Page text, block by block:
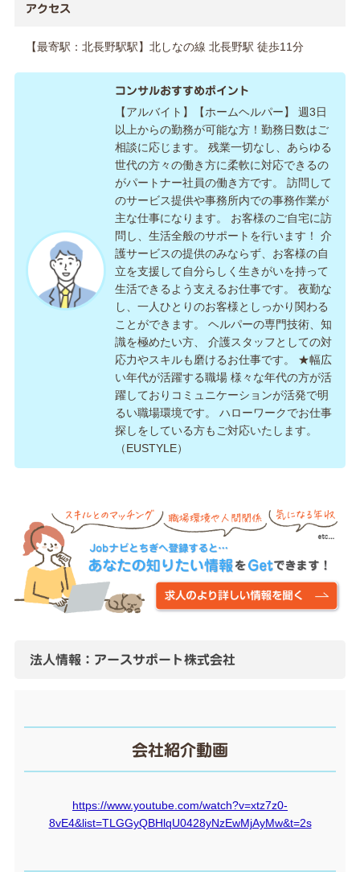
アクセス
【最寄駅：北長野駅駅】北しなの線 北長野駅 徒歩11分
コンサルおすすめポイント
【アルバイト】【ホームヘルパー】 週3日
以上からの勤務が可能な方！勤務日数はご
相談に応じます。 残業一切なし、あらゆる
世代の方々の働き方に柔軟に対応できるの
がパートナー社員の働き方です。 訪問して
のサービス提供や事務所内での事務作業が
主な仕事になります。 お客様のご自宅に訪
問し、生活全般のサポートを行います！ 介
護サービスの提供のみならず、お客様の自
立を支援して自分らしく生きがいを持って
生活できるよう支えるお仕事です。 夜勤な
し、一人ひとりのお客様としっかり関わる
ことができます。 ヘルパーの専門技術、知
識を極めたい方、 介護スタッフとしての対
応力やスキルも磨けるお仕事です。 ★幅広
い年代が活躍する職場 様々な年代の方が活
躍しておりコミュニケーションが活発で明
るい職場環境です。 ハローワークでお仕事
探しをしている方もご対応いたします。
（EUSTYLE）
法人情報：アースサポート株式会社
会社紹介動画
https://www.youtube.com/watch?v=xtz7z0-
8vE4&list=TLGGyQBHlqU0428yNzEwMjAyMw&t=2s